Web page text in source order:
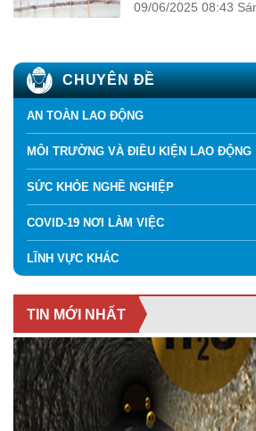
09/06/2025 08:43
CHUYÊN ĐỀ
AN TOÀN LAO ĐỘNG
MÔI TRƯỜNG VÀ ĐIỀU KIỆN LAO ĐỘNG
SỨC KHỎE NGHỀ NGHIỆP
COVID-19 NƠI LÀM VIỆC
LĨNH VỰC KHÁC
TIN MỚI NHẤT